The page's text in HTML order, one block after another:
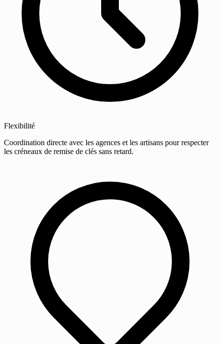
Flexibilité
Coordination directe avec les agences et les artisans pour respecter
les créneaux de remise de clés sans retard.